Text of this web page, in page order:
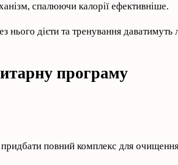
спалюючи калорії ефективніше.
дієти та тренування даватимуть
програму
повний комплекс для